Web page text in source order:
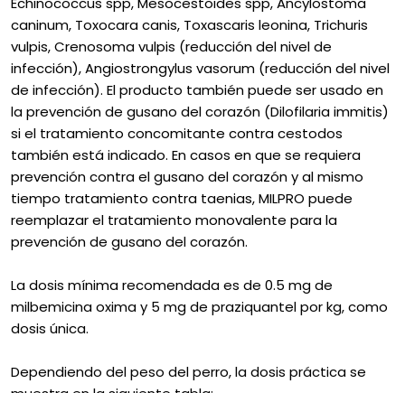
caninum, Toxocara canis, Toxascaris leonina, Trichuris
vulpis, Crenosoma vulpis (reducción del nivel de
infección), Angiostrongylus vasorum (reducción del nivel
de infección). El producto también puede ser usado en
la prevención de gusano del corazón (Dilofilaria immitis)
si el tratamiento concomitante contra cestodos
también está indicado. En casos en que se requiera
prevención contra el gusano del corazón y al mismo
tiempo tratamiento contra taenias, MILPRO puede
reemplazar el tratamiento monovalente para la
prevención de gusano del corazón.
La dosis mínima recomendada es de 0.5 mg de
milbemicina oxima y 5 mg de praziquantel por kg, como
dosis única.
Dependiendo del peso del perro, la dosis práctica se